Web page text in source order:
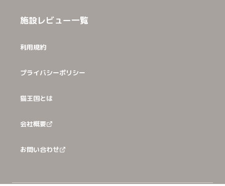
施設レビュー一覧
利用規約
プライバシーポリシー
猫王国とは
会社概要
お問い合わせ